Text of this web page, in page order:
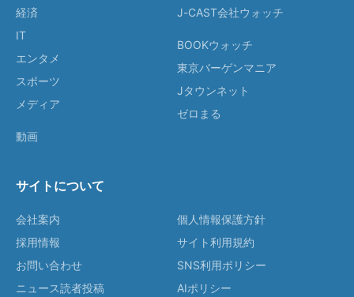
経済
IT
エンタメ
スポーツ
メディア
動画
J-CAST会社ウォッチ
BOOKウォッチ
東京バーゲンマニア
Jタウンネット
ゼロまる
サイトについて
会社案内
採用情報
お問い合わせ
ニュース読者投稿
個人情報保護方針
サイト利用規約
SNS利用ポリシー
AIポリシー